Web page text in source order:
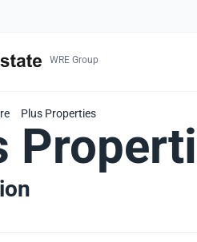
WRE Group
Plus Properties